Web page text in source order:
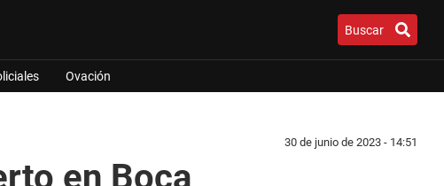
Buscar
Ovación
30 de junio de 2023 - 14:51
en Boca